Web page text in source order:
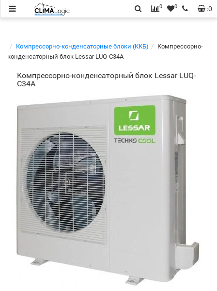
:0
0 0
Компрессорно-конденсаторные блоки (ККБ)
Компрессорно-
конденсаторный блок Lessar LUQ-C34A
Компрессорно-конденсаторный блок Lessar LUQ-
C34A